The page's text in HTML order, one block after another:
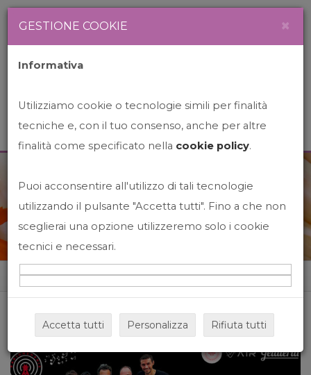
News&Events
Home News&events
GESTIONE COOKIE ×
Informativa
Utilizziamo cookie o tecnologie simili per finalità
tecniche e, con il tuo consenso, anche per altre
finalità come specificato nella cookie policy.
Puoi acconsentire all'utilizzo di tali tecnologie
utilizzando il pulsante "Accetta tutti". Fino a che non
sceglierai una opzione utilizzeremo solo i cookie
tecnici e necessari.
Accetta tutti Personalizza Rifiuta tutti